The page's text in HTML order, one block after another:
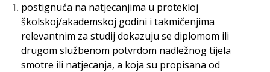
postignuća na natjecanjima u protekloj
školskoj/akademskoj godini i takmičenjima
relevantnim za studij dokazuju se diplomom ili
drugom službenom potvrdom nadležnog tijela
smotre ili natjecanja, a koja su propisana od